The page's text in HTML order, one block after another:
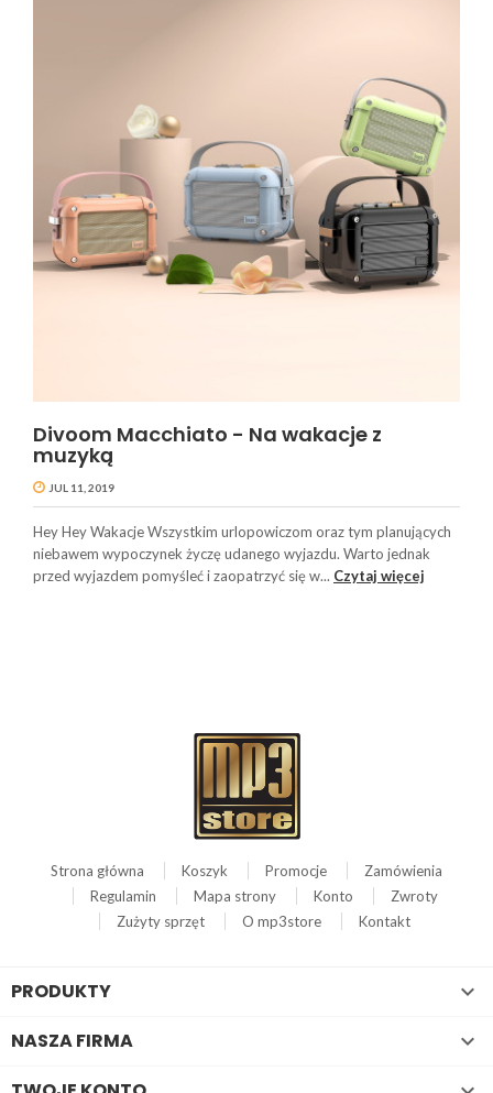
Divoom Macchiato - Na wakacje z
muzyką
JUL 11, 2019
Hey Hey Wakacje Wszystkim urlopowiczom oraz tym planujących
niebawem wypoczynek życzę udanego wyjazdu. Warto jednak
przed wyjazdem pomyśleć i zaopatrzyć się w... Czytaj więcej
Strona główna Koszyk Promocje
Zamówienia
Regulamin
Mapa strony Konto
Zwroty
Zużyty sprzęt
O mp3store Kontakt
PRODUKTY 
NASZA FIRMA 